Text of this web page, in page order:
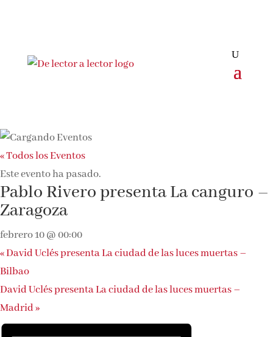
« Todos los Eventos
Este evento ha pasado.
Pablo Rivero presenta La canguro –
Zaragoza
febrero 10 @ 00:00
«David Uclés presenta La ciudad de las luces muertas –
Bilbao
David Uclés presenta La ciudad de las luces muertas –
Madrid»